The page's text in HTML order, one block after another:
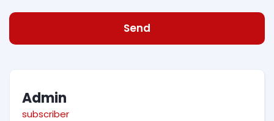
Send
Admin
subscriber